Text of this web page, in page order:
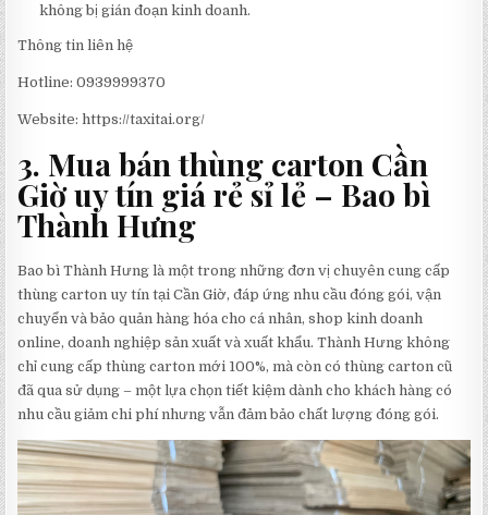
không bị gián đoạn kinh doanh.
Thông tin liên hệ
Hotline: 0939999370
Website: https://taxitai.org/
3. Mua bán thùng carton Cần
Giờ uy tín giá rẻ sỉ lẻ – Bao bì
Thành Hưng
Bao bì Thành Hưng là một trong những đơn vị chuyên cung cấp
thùng carton uy tín tại Cần Giờ, đáp ứng nhu cầu đóng gói, vận
chuyển và bảo quản hàng hóa cho cá nhân, shop kinh doanh
online, doanh nghiệp sản xuất và xuất khẩu. Thành Hưng không
chỉ cung cấp thùng carton mới 100%, mà còn có thùng carton cũ
đã qua sử dụng – một lựa chọn tiết kiệm dành cho khách hàng có
nhu cầu giảm chi phí nhưng vẫn đảm bảo chất lượng đóng gói.